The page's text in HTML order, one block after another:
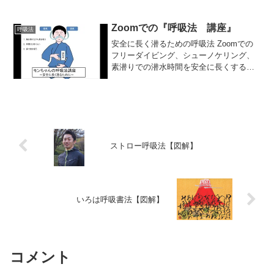
呼吸法を実践すれば驚異的にレカバリー
が可能な呼吸方...
呼吸法 Zoomでの『呼吸法 講座』
安全に長く潜るための呼吸法 Zoomでの
フリーダイビング、シューノケリング、
素潜りでの潜水時間を安全に長くするた
ストロー呼吸法【図解】
いろは呼吸書法【図解】
コメント